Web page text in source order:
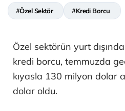
#Özel Sektör #Kredi Borcu
Özel sektörün yurt
kredi borcu, temmuzda
kıyasla 130 milyon dolar
dolar oldu.